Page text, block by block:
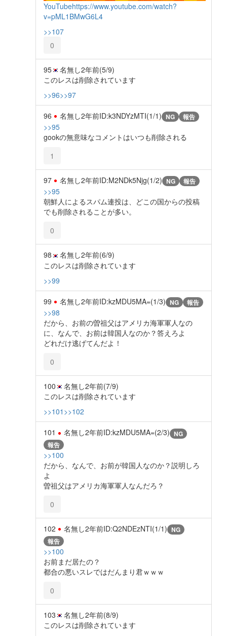
YouTubehttps://www.youtube.com/watch?
v=pML1BMwG6L4
>>107
0
95 名無し2年前(5/9)
このレスは削除されています
>>96>>97
96 名無し2年前ID:k3NDYzMTI(1/1) NG 報告
>>95
gookの無意味なコメントはいつも削除される
1
97 名無し2年前ID:M2NDk5Njg(1/2) NG 報告
>>95
朝鮮人によるスパム連投は、どこの国からの投稿
でも削除されることが多い。
0
98 名無し2年前(6/9)
このレスは削除されています
>>99
99 名無し2年前ID:kzMDU5MA=(1/3) NG 報告
>>98
だから、お前の曽祖父はアメリカ海軍軍人なの
に、なんで、お前は韓国人なのか？答えろよ
どれだけ逃げてんだよ！
0
100 名無し2年前(7/9)
このレスは削除されています
>>101 >>102
101 名無し2年前ID:kzMDU5MA=(2/3) NG
報告
>>100
だから、なんで、お前が韓国人なのか？説明しろ
よ
曽祖父はアメリカ海軍軍人なんだろ？
0
102 名無し2年前ID:Q2NDEzNTI(1/1) NG
報告
>>100
お前まだ居たの？
都合の悪いスレではだんまり君ｗｗｗ
0
103 名無し2年前(8/9)
このレスは削除されています